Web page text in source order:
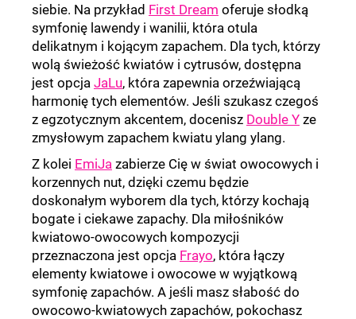
siebie. Na przykład First Dream oferuje słodką
symfonię lawendy i wanilii, która otula
delikatnym i kojącym zapachem. Dla tych, którzy
wolą świeżość kwiatów i cytrusów, dostępna
jest opcja JaLu, która zapewnia orzeźwiającą
harmonię tych elementów. Jeśli szukasz czegoś
z egzotycznym akcentem, docenisz Double Y ze
zmysłowym zapachem kwiatu ylang ylang.
Z kolei EmiJa zabierze Cię w świat owocowych i
korzennych nut, dzięki czemu będzie
doskonałym wyborem dla tych, którzy kochają
bogate i ciekawe zapachy. Dla miłośników
kwiatowo-owocowych kompozycji
przeznaczona jest opcja Frayo, która łączy
elementy kwiatowe i owocowe w wyjątkową
symfonię zapachów. A jeśli masz słabość do
owocowo-kwiatowych zapachów, pokochasz